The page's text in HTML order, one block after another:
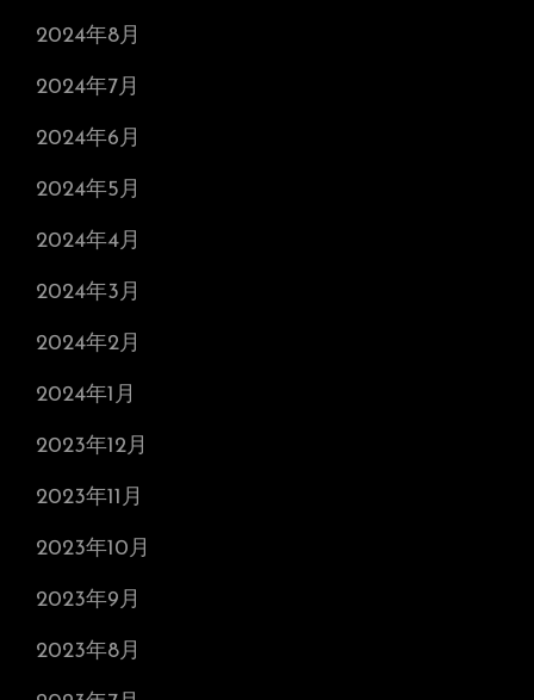
2024年8月
2024年7月
2024年6月
2024年5月
2024年4月
2024年3月
2024年2月
2024年1月
2023年12月
2023年11月
2023年10月
2023年9月
2023年8月